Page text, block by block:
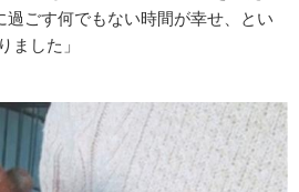
過ごす何でもない時間が幸せ、とい
ました」